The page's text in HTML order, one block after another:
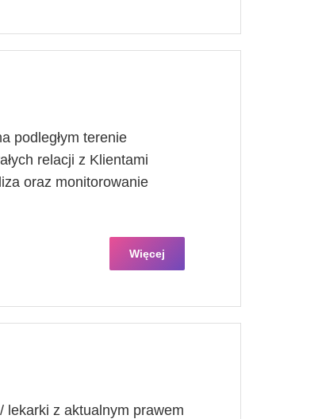
podległym terenie
relacji z Klientami
oraz monitorowanie
Więcej
lekarki z aktualnym prawem